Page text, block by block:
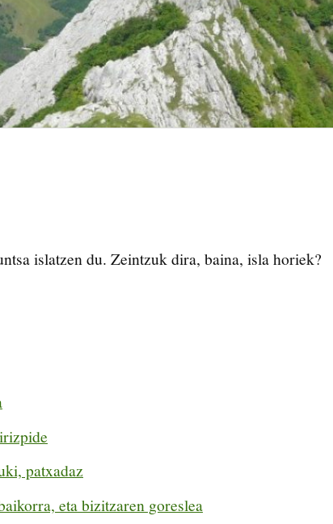
islatzen du. Zeintzuk dira, baina, isla horiek?
patxadaz
eta bizitzaren goreslea